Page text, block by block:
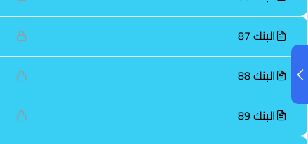
البنك 87
البنك 88
البنك 89